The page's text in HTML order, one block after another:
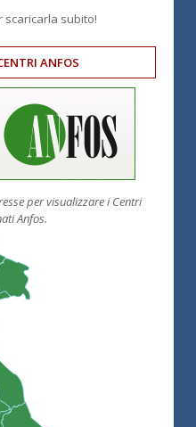
scaricarla subito!
ANFOS
per visualizzare i Centri
Anfos.